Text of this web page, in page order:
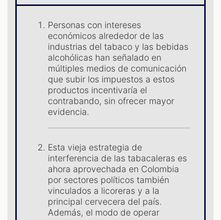
Personas con intereses
económicos alrededor de las
industrias del tabaco y las bebidas
alcohólicas han señalado en
múltiples medios de comunicación
que subir los impuestos a estos
productos incentivaría el
contrabando, sin ofrecer mayor
evidencia.
Esta vieja estrategia de
interferencia de las tabacaleras es
ahora aprovechada en Colombia
por sectores políticos también
vinculados a licoreras y a la
principal cervecera del país.
Además, el modo de operar